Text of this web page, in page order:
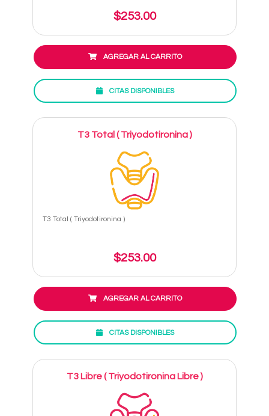
$253.00
AGREGAR AL CARRITO
CITAS DISPONIBLES
T3 Total ( Triyodotironina )
T3 Total ( Triyodotironina )
$253.00
AGREGAR AL CARRITO
CITAS DISPONIBLES
T3 Libre ( Triyodotironina Libre )